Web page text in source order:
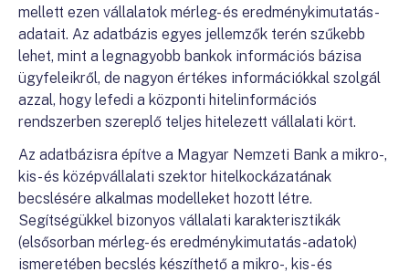
mellett ezen vállalatok mérleg- és eredménykimutatás-
adatait. Az adatbázis egyes jellemzők terén szűkebb
lehet, mint a legnagyobb bankok információs bázisa
ügyfeleikről, de nagyon értékes információkkal szolgál
azzal, hogy lefedi a központi hitelinformációs
rendszerben szereplő teljes hitelezett vállalati kört.
Az adatbázisra építve a Magyar Nemzeti Bank a mikro-,
kis- és középvállalati szektor hitelkockázatának
becslésére alkalmas modelleket hozott létre.
Segítségükkel bizonyos vállalati karakterisztikák
(elsősorban mérleg- és eredménykimutatás-adatok)
ismeretében becslés készíthető a mikro-, kis- és